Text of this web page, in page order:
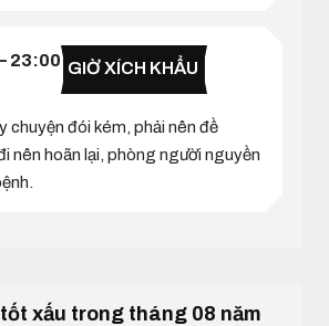
23:00 GIỜ XÍCH KHẨU
chuyện đói kém, phải nên đề
nên hoãn lại, phòng người nguyền
xấu trong tháng 08 năm